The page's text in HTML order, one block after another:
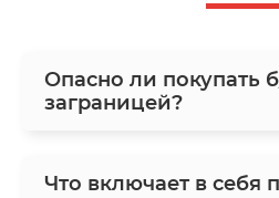
Опасно ли покупать
заграницей?
Что включает в себя